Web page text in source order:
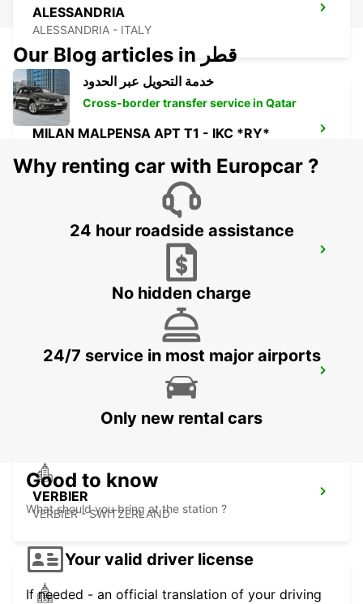
ALESSANDRIA
ALESSANDRIA - ITALY
MILAN MALPENSA APT T1 - IKC *RY*
MILAN MALPENSA APT T2 - IKC *RY*
SOMMA LOMBARDO - ITALY
CHAMONIX ALTITUDE STATION
VERBIER
VERBIER - SWITZERLAND
Our Blog articles in قطر
خدمة التحويل عبر الحدود
Cross-border transfer service in Qatar
Why renting car with Europcar ?
24 hour roadside assistance
No hidden charge
24/7 service in most major airports
Only new rental cars
Good to know
What should you bring at the station ?
Your valid driver license
If needed - an official translation of your driving